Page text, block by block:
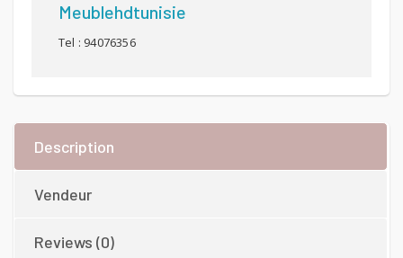
Meublehdtunisie
Tel : 94076356
Description
Vendeur
Reviews (0)